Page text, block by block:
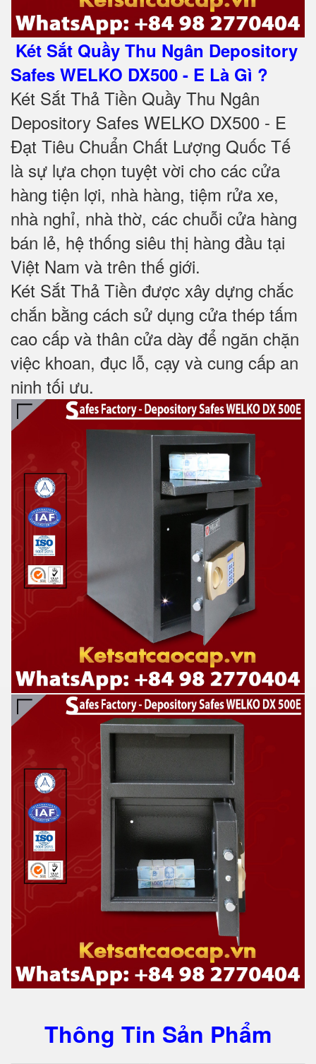
Két Sắt Quầy Thu Ngân Depository
Safes WELKO DX500 - E Là Gì ?
Két Sắt Thả Tiền Quầy Thu Ngân
Depository Safes WELKO DX500 - E
Đạt Tiêu Chuẩn Chất Lượng Quốc Tế
là sự lựa chọn tuyệt vời cho các cửa
hàng tiện lợi, nhà hàng, tiệm rửa xe,
nhà nghỉ, nhà thờ, các chuỗi cửa hàng
bán lẻ, hệ thống siêu thị hàng đầu tại
Việt Nam và trên thế giới.
Két Sắt Thả Tiền được xây dựng chắc
chắn bằng cách sử dụng cửa thép tấm
cao cấp và thân cửa dày để ngăn chặn
việc khoan, đục lỗ, cạy và cung cấp an
ninh tối ưu.
Thông Tin Sản Phẩm